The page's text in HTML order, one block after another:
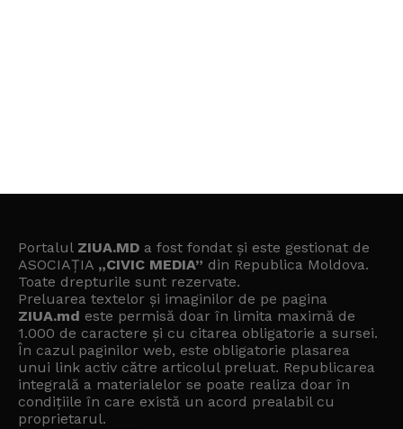
Portalul ZIUA.MD a fost fondat și este gestionat de
ASOCIAȚIA „CIVIC MEDIA” din Republica Moldova.
Toate drepturile sunt rezervate.
Preluarea textelor și imaginilor de pe pagina
ZIUA.md este permisă doar în limita maximă de
1.000 de caractere și cu citarea obligatorie a sursei.
În cazul paginilor web, este obligatorie plasarea
unui link activ către articolul preluat. Republicarea
integrală a materialelor se poate realiza doar în
condițiile în care există un acord prealabil cu
proprietarul.